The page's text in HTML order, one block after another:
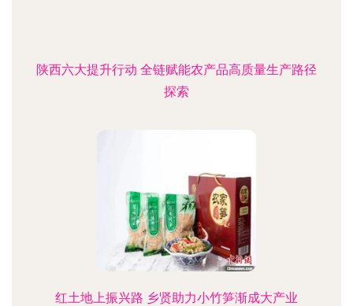
陕西六大提升行动 全链赋能农产品高质量生产路径
探索
红土地上振兴路 乡贤助力小竹笋渐成大产业